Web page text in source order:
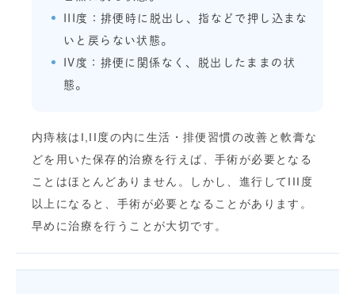
III度：排便時に脱出し、指などで押し込まな
いと戻らない状態。
IV度：排便に関係なく、脱出したままの状
態。
内痔核はI,II度の内に生活・排便習慣の改善と軟膏な
どを用いた保存的治療を行えば、手術が必要となる
ことはほとんどありません。しかし、進行してIII度
以上になると、手術が必要となることがあります。
早めに治療を行うことが大切です。